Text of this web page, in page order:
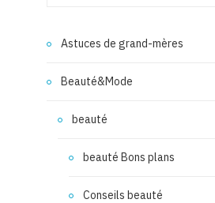
Astuces de grand-mères
Beauté&Mode
beauté
beauté Bons plans
Conseils beauté